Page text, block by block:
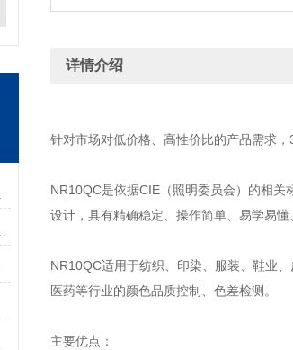
详情介绍
针对市场对低价格、高性价比的产品需求
NR10QC是依据CIE（照明委员会）的相
设计，具有精确稳定、操作简单、易学易懂
NR10QC适用于纺织、印染、服装、鞋业
医药等行业的颜色品质控制、色差检测。
主要优点：